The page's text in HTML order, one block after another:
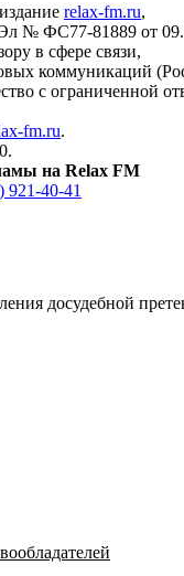
relax-fm.ru,
№ ФС77-81889 от
в сфере связи,
коммуникаций
с ограниченной
fm.ru.
на Relax FM
921-40-41
досудебной